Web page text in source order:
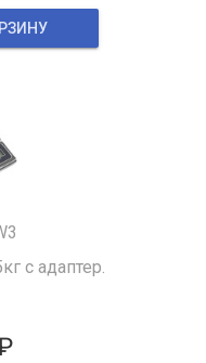
с адаптер.